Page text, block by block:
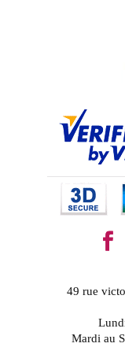
49 rue
Mardi au